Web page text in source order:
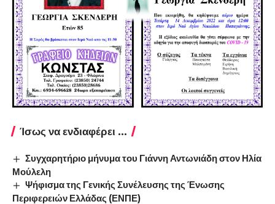
Ίσως να ενδιαφέρει ...
Συγχαρητήριο μήνυμα του Γιάννη Αντωνιάδη στον Ηλία
Μούλελη
Ψήφισμα της Γενικής Συνέλευσης της Ένωσης
Περιφερειών Ελλάδας (ΕΝΠΕ)